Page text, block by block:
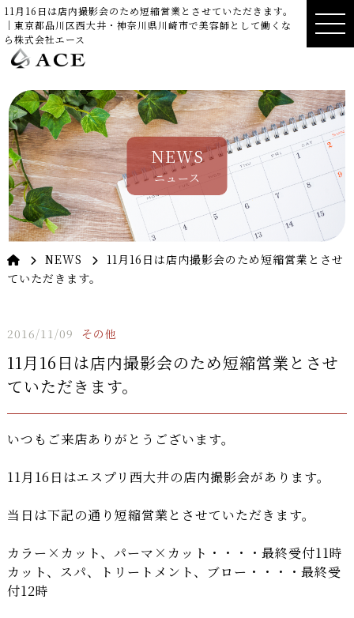
11月16日は店内撮影会のため短縮営業とさせていただきます。
｜東京都品川区西大井・神奈川県川崎市で美容師として働くな
ら株式会社エース
NEWS
ニュース
NEWS
11月16日は店内撮影会のため短縮営業とさせ
ていただきます。
2016/11/09 その他
11月16日は店内撮影会のため短縮営業とさせ
ていただきます。
いつもご来店ありがとうございます。
11月16日はエスプリ西大井の店内撮影会があります。
当日は下記の通り短縮営業とさせていただきます。
カラー×カット、パーマ×カット・・・・最終受付11時
カット、スパ、トリートメント、ブロー・・・・最終受
付12時